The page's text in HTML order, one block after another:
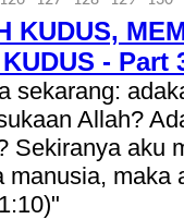
KUDUS,
- Part
sekarang:
Allah?
Sekiranya aku
manusia, maka